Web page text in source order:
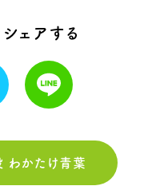
ェアする
わかたけ青葉